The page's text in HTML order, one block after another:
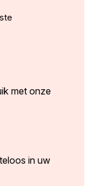
met onze
in uw